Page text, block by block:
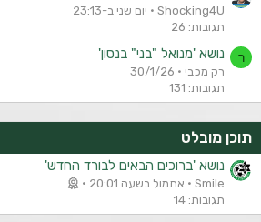
Shocking4U
יום שני ב-23:13
תגובות: 26
ר נושא 'מנואל "בני" בנסון'
רק מכבי
30/1/26
תגובות: 131
תוכן מובלט
נושא 'ברוכים הבאים לבורד החדש'
Smile
אתמול בשעה 20:01
תגובות: 14